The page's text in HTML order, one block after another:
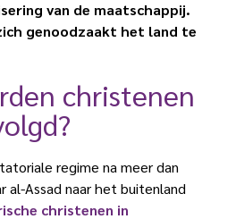
van de maatschappij.
genoodzaakt het land te
christenen
regime na meer dan
al-Assad naar het buitenland
christenen in